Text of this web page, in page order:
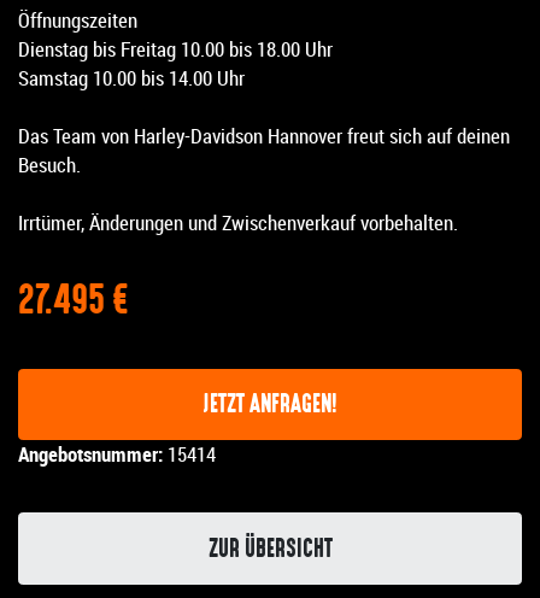
Öffnungszeiten
Dienstag bis Freitag 10.00 bis 18.00 Uhr
Samstag 10.00 bis 14.00 Uhr
Das Team von Harley-Davidson Hannover freut sich auf deinen
Besuch.
Irrtümer, Änderungen und Zwischenverkauf vorbehalten.
27.495 €
JETZT ANFRAGEN!
Angebotsnummer: 15414
ZUR ÜBERSICHT